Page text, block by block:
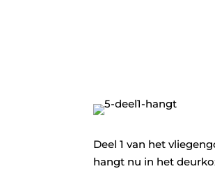
Deel 1 van het
hangt nu in het